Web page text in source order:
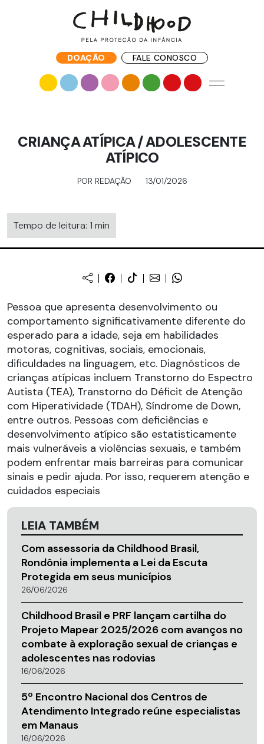
DOAÇÃO FALE CONOSCO
CRIANÇA ATÍPICA / ADOLESCENTE
ATÍPICO
POR REDAÇÃO 13/01/2026
Tempo de leitura: 1 min
Pessoa que apresenta desenvolvimento ou
comportamento significativamente diferente do
esperado para a idade, seja em habilidades
motoras, cognitivas, sociais, emocionais,
dificuldades na linguagem, etc. Diagnósticos de
crianças atípicas incluem Transtorno do Espectro
Autista (TEA), Transtorno do Déficit de Atenção
com Hiperatividade (TDAH), Síndrome de Down,
entre outros. Pessoas com deficiências e
desenvolvimento atípico são estatisticamente
mais vulneráveis a violências sexuais, e também
podem enfrentar mais barreiras para comunicar
sinais e pedir ajuda. Por isso, requerem atenção e
cuidados especiais
LEIA TAMBÉM
Com assessoria da Childhood Brasil,
Rondônia implementa a Lei da Escuta
Protegida em seus municípios
26/06/2026
Childhood Brasil e PRF lançam cartilha do
Projeto Mapear 2025/2026 com avanços no
combate à exploração sexual de crianças e
adolescentes nas rodovias
16/06/2026
5º Encontro Nacional dos Centros de
Atendimento Integrado reúne especialistas
em Manaus
16/06/2026